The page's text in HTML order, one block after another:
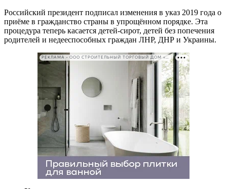
Российский президент подписал изменения в указ 2019 года о
приёме в гражданство страны в упрощённом порядке. Эта
процедура теперь касается детей-сирот, детей без попечения
родителей и недееспособных граждан ЛНР, ДНР и Украины.
РЕКЛАМА • ООО СТРОИТЕЛЬНЫЙ ТОРГОВЫЙ ДОМ «ПЕТРОВИЧ». ИНН: 7802348846